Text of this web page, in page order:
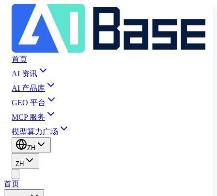
首页
AI 资讯
AI 产品库
GEO 平台
MCP 服务
模型算力广场
ZH
ZH
首页